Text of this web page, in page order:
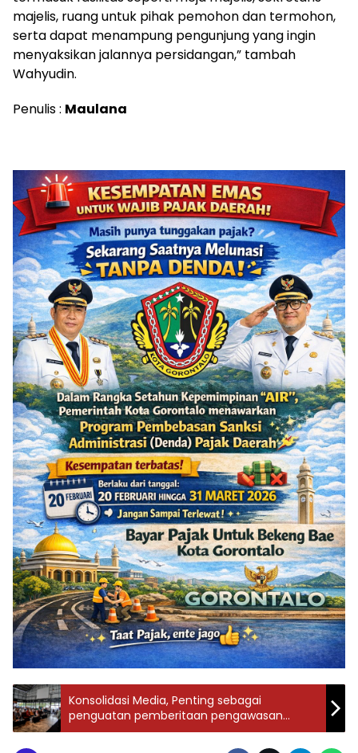
majelis, ruang untuk pihak pemohon dan termohon,
serta dapat menampung pengunjung yang ingin
menyaksikan jalannya persidangan,” tambah
Wahyudin.
Penulis : Maulana
Konsolidasi Media, Penting sebagai
penguatan pemberitaan pengawasan
tahapan pemilu